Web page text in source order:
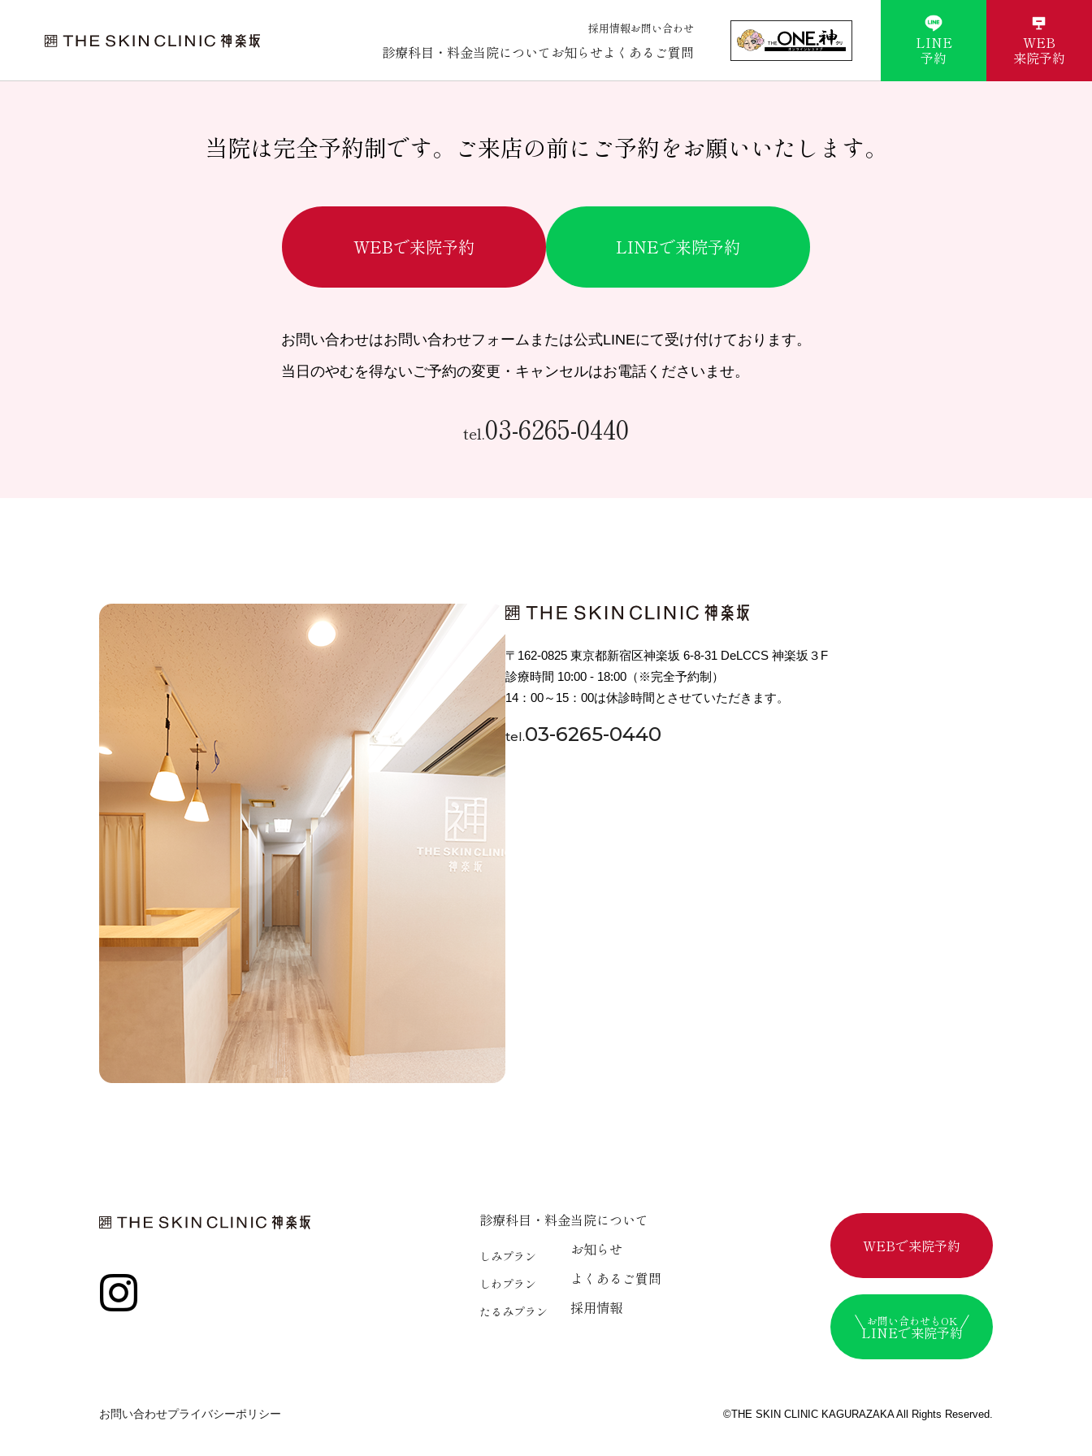
採用情報お問い合わせ
診療科目・料金当院について お知らせよくあるご質問 LINE
予約
WEB
来院予約
当院は完全予約制です。 ご来店の前にご予約をお願いいたします。
WEBで来院予約 LINEで来院予約
お問い合わせはお問い合わせフォームまたは公式LINEにて受け付けております。
当日のやむを得ないご予約の変更・キャンセルはお電話くださいませ。
tel.03-6265-0440
〒162-0825 東京都新宿区神楽坂 6-8-31 DeLCCS 神楽坂３F
診療時間 10:00 - 18:00（※完全予約制）
14：00～15：00は休診時間とさせていただきます。
tel.03-6265-0440
診療科目・料金
しみプラン
しわプラン
たるみプラン
当院について
お知らせ
よくあるご質問
採用情報
WEBで来院予約
お問い合わせもOK
LINEで来院予約
お問い合わせプライバシーポリシー ©︎THE SKIN CLINIC KAGURAZAKA All Rights Reserved.